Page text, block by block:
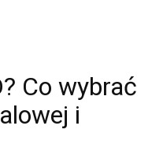
Co wybrać
i